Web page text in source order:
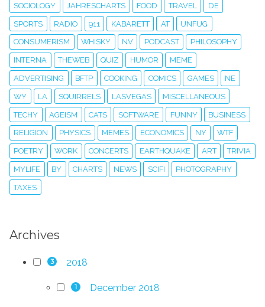
SOCIOLOGY JAHRESCHARTS FOOD TRAVEL DE
SPORTS RADIO 911 KABARETT AT UNFUG
CONSUMERISM WHISKY NV PODCAST PHILOSOPHY
INTERNA THEWEB QUIZ HUMOR MEME
ADVERTISING BFTP COOKING COMICS GAMES NE
WY LA SQUIRRELS LASVEGAS MISCELLANEOUS
TECHY AGEISM CATS SOFTWARE FUNNY BUSINESS
RELIGION PHYSICS MEMES ECONOMICS NY WTF
POETRY WORK CONCERTS EARTHQUAKE ART TRIVIA
MYLIFE BY CHARTS NEWS SCIFI PHOTOGRAPHY
TAXES
Archives
3 2018
1 December 2018